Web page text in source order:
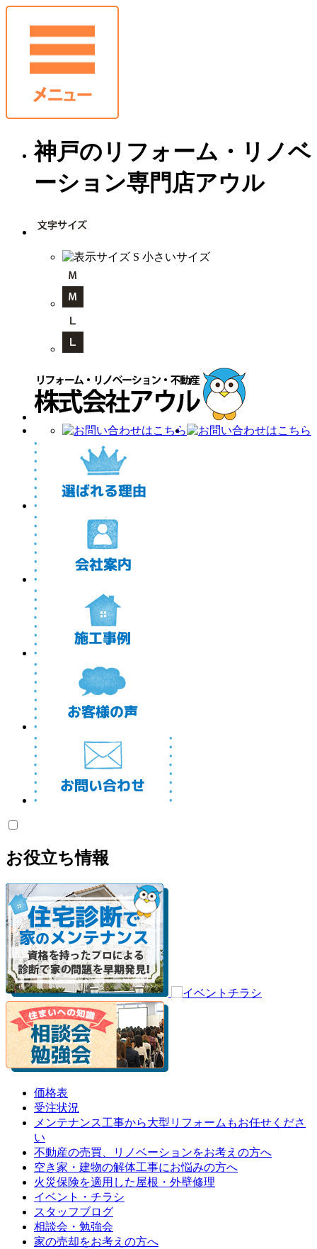
神戸のリフォーム・リノベ
ーション専門店アウル
お役立ち情報
価格表
受注状況
メンテナンス工事から大型リフォームもお任せくださ
い
不動産の売買、リノベーションをお考えの方へ
空き家・建物の解体工事にお悩みの方へ
火災保険を適用した屋根・外壁修理
イベント・チラシ
スタッフブログ
相談会・勉強会
家の売却をお考えの方へ